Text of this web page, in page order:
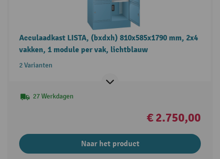
Acculaadkast LISTA, (bxdxh) 810x585x1790 mm, 2x4
vakken, 1 module per vak, lichtblauw
2 Varianten
27 Werkdagen
€ 2.750,00
Naar het product